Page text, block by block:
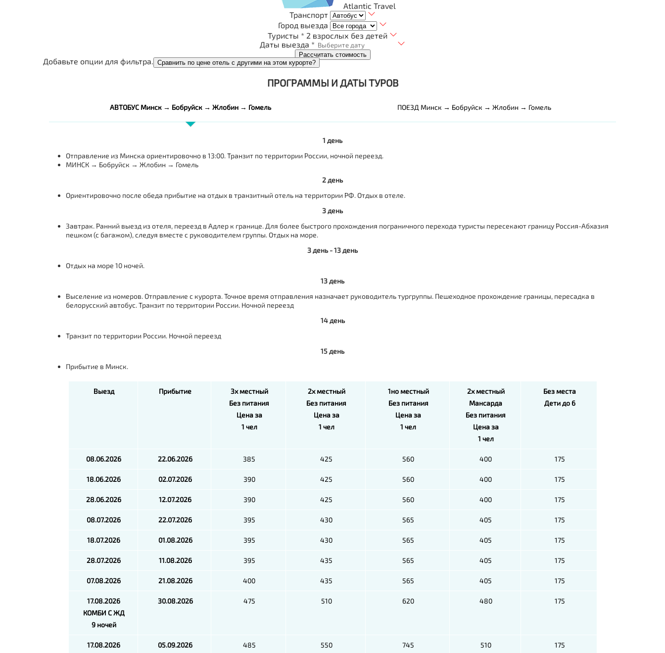
Atlantic Travel
Транспорт
Город выезда
Туристы * 2 взрослых без детей
Даты выезда *
Рассчитать стоимость
Добавьте опции для фильтра. Сравнить по цене отель с другими на этом курорте?
ПРОГРАММЫ И ДАТЫ ТУРОВ
АВТОБУС Минск → Бобруйск → Жлобин → Гомель ПОЕЗД Минск → Бобруйск → Жлобин → Гомель
1 день
Отправление из Минска ориентировочно в 13:00. Транзит по территории России, ночной переезд.
МИНСК → Бобруйск → Жлобин → Гомель
2 день
Ориентировочно после обеда прибытие на отдых в транзитный отель на территории РФ. Отдых в отеле.
3 день
Завтрак. Ранний выезд из отеля, переезд в Адлер к границе. Для более быстрого прохождения пограничного перехода туристы пересекают границу Россия-Абхазия
пешком (с багажом), следуя вместе с руководителем группы. Отдых на море.
3 день - 13 день
Отдых на море 10 ночей.
13 день
Выселение из номеров. Отправление с курорта. Точное время отправления назначает руководитель тургруппы. Пешеходное прохождение границы, пересадка в
белорусский автобус. Транзит по территории России. Ночной переезд
14 день
Транзит по территории России. Ночной переезд
15 день
Прибытие в Минск.
Выезд Прибытие
3х местный
Без питания
Цена за
1 чел
2х местный
Без питания
Цена за
1 чел
1но местный
Без питания
Цена за
1 чел
2х местный
Мансарда
Без питания
Цена за
1 чел
Без места
Дети до 6
08.06.2026 22.06.2026 385 425 560 400 175
18.06.2026 02.07.2026 390 425 560 400 175
28.06.2026 12.07.2026 390 425 560 400 175
08.07.2026 22.07.2026 395 430 565 405 175
18.07.2026 01.08.2026 395 430 565 405 175
28.07.2026 11.08.2026 395 435 565 405 175
07.08.2026 21.08.2026 400 435 565 405 175
17.08.2026
КОМБИ С ЖД
9 ночей
30.08.2026 475 510 620 480 175
17.08.2026
05.09.2026 485 550 745 510 175